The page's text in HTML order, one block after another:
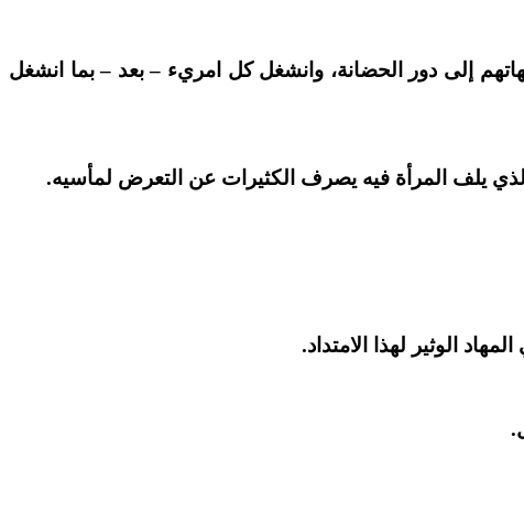
إلى دور الحضانة، وانشغل كل امريء – بعد – بما انشغل
يلف المرأة فيه يصرف الكثيرات عن التعرض لمأسيه.
الوثير لهذا الامتداد.